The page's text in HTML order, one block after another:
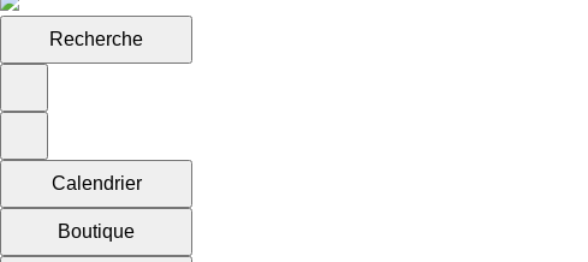
Recherche
Calendrier
Boutique